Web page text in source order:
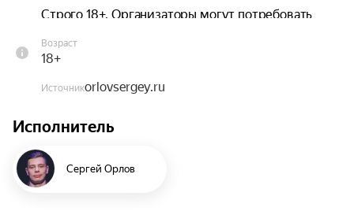
Строго 18+. Организаторы могут потребовать
посещении без компенсации стоимости билета,
ФЗ от 01.05.2019).
Возраст
18+
Источникorlovsergey.ru
Исполнитель
Сергей Орлов